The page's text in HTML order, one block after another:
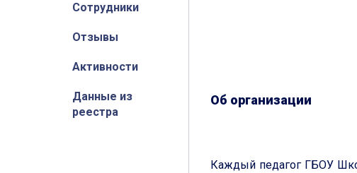
Сотрудники
Отзывы
Активности
Данные из
реестра
Об организации
Каждый педагог ГБОУ